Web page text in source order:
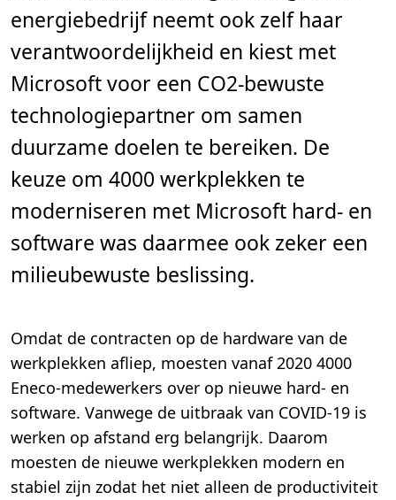
n
.energiebedrijf neemt ook zelf haar
verantwoordelijkheid en kiest met
Microsoft voor een CO2-bewuste
technologiepartner om samen
duurzame doelen te bereiken. De
keuze om 4000 werkplekken te
moderniseren met Microsoft hard- en
software was daarmee ook zeker een
milieubewuste beslissing.
Omdat de contracten op de hardware van de
werkplekken afliep, moesten vanaf 2020 4000
Eneco-medewerkers over op nieuwe hard- en
software. Vanwege de uitbraak van COVID-19 is
werken op afstand erg belangrijk. Daarom
moesten de nieuwe werkplekken modern en
stabiel zijn zodat het niet alleen de productiviteit